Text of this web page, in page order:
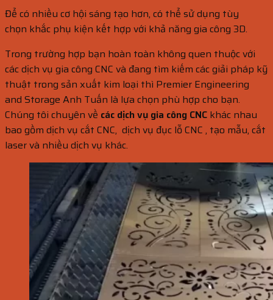
Để có nhiều cơ hội sáng tạo hơn, có thể sử dụng tùy
chọn khắc phụ kiện kết hợp với khả năng gia công 3D.
Trong trường hợp bạn hoàn toàn không quen thuộc với
các dịch vụ gia công CNC và đang tìm kiếm các giải pháp kỹ
thuật trong sản xuất kim loại thì Premier Engineering
and Storage Anh Tuấn là lựa chọn phù hợp cho bạn.
Chúng tôi chuyên về các dịch vụ gia công CNC khác nhau
bao gồm dịch vụ cắt CNC, dịch vụ đục lỗ CNC , tạo mẫu, cắt
laser và nhiều dịch vụ khác.